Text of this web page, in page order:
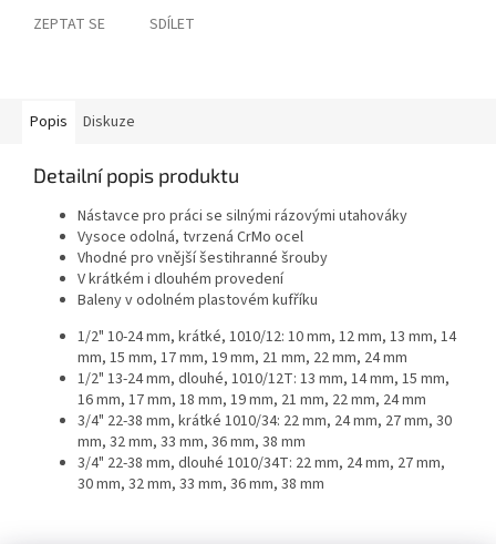
ZEPTAT SE SDÍLET
Popis Diskuze
Detailní popis produktu
Nástavce pro práci se silnými rázovými utahováky
Vysoce odolná, tvrzená CrMo ocel
Vhodné pro vnější šestihranné šrouby
V krátkém i dlouhém provedení
Baleny v odolném plastovém kufříku
1/2" 10-24 mm, krátké, 1010/12: 10 mm, 12 mm, 13 mm, 14
mm, 15 mm, 17 mm, 19 mm, 21 mm, 22 mm, 24 mm
1/2" 13-24 mm, dlouhé, 1010/12T: 13 mm, 14 mm, 15 mm,
16 mm, 17 mm, 18 mm, 19 mm, 21 mm, 22 mm, 24 mm
3/4" 22-38 mm, krátké 1010/34: 22 mm, 24 mm, 27 mm, 30
mm, 32 mm, 33 mm, 36 mm, 38 mm
3/4" 22-38 mm, dlouhé 1010/34T: 22 mm, 24 mm, 27 mm,
30 mm, 32 mm, 33 mm, 36 mm, 38 mm